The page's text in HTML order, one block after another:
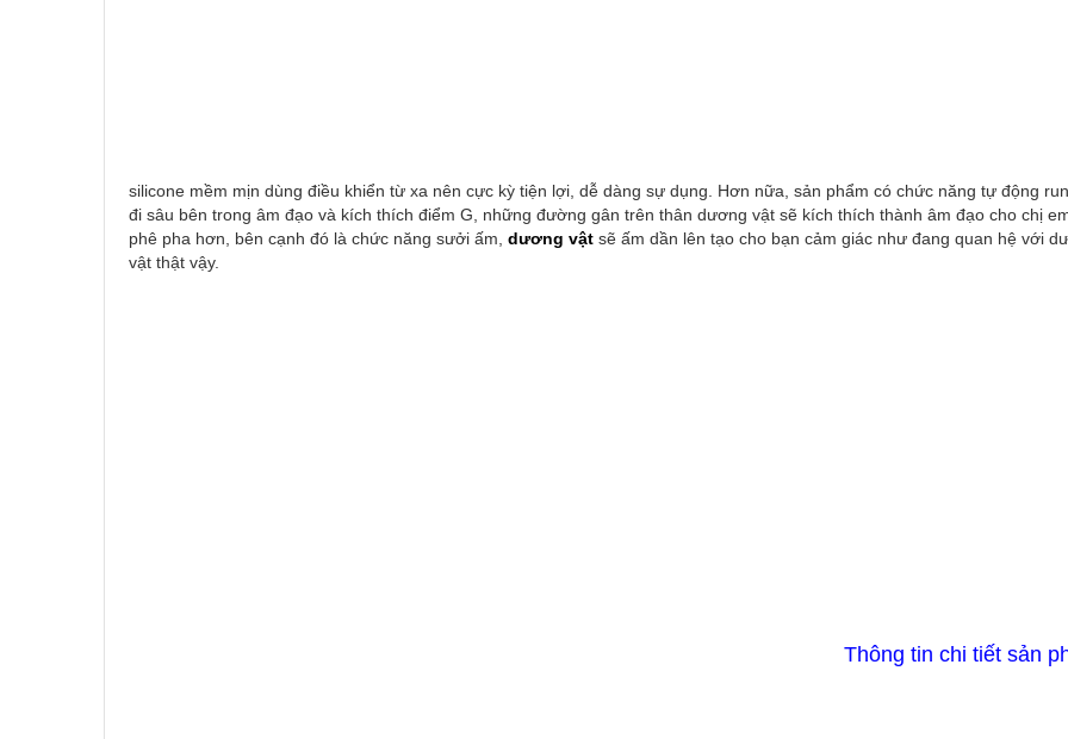
silicone mềm mịn dùng điều khiển từ xa nên cực kỳ tiện lợi, dễ dàng sự dụng. Hơn nữa, sản phẩm có chức năng tự động
đi sâu bên trong âm đạo và kích thích điểm G, những đường gân trên thân dương vật sẽ kích thích thành âm đạo cho chị
phê pha hơn, bên cạnh đó là chức năng sưởi ấm, dương vật sẽ ấm dần lên tạo cho bạn cảm giác như đang quan hệ với
vật thật vậy.
Thông tin chi tiết sản